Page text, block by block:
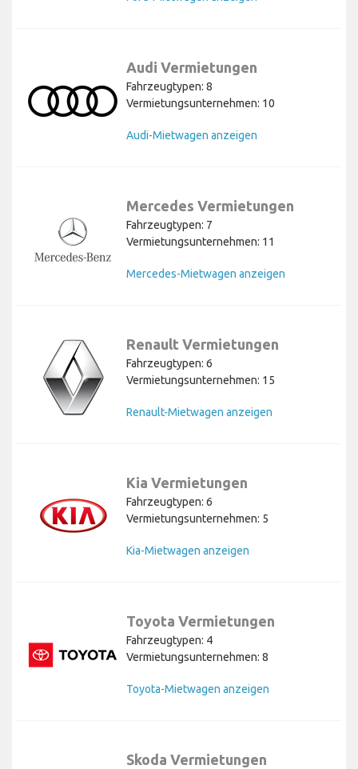
Audi Vermietungen
Fahrzeugtypen: 8
Vermietungsunternehmen: 10
Audi-Mietwagen anzeigen
Mercedes Vermietungen
Fahrzeugtypen: 7
Vermietungsunternehmen: 11
Mercedes-Mietwagen anzeigen
Renault Vermietungen
Fahrzeugtypen: 6
Vermietungsunternehmen: 15
Renault-Mietwagen anzeigen
Kia Vermietungen
Fahrzeugtypen: 6
Vermietungsunternehmen: 5
Kia-Mietwagen anzeigen
Toyota Vermietungen
Fahrzeugtypen: 4
Vermietungsunternehmen: 8
Toyota-Mietwagen anzeigen
Skoda Vermietungen